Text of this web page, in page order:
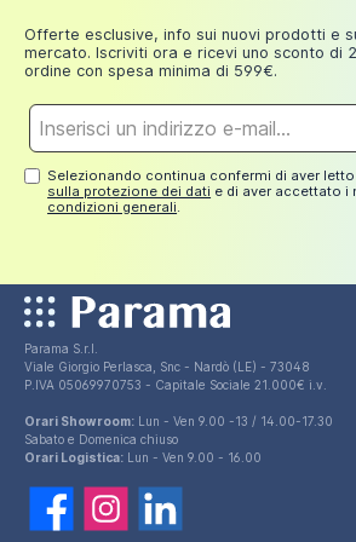
euro
Offerte esclusive, info sui nuovi prodotti e
mercato. Iscriviti ora e ricevi uno sconto di
ordine con spesa minima di 599€.
e-
Selezionando continua confermi di aver
sulla protezione dei dati e di aver accettato
condizioni generali.
Parama S.r.l.
Viale Giorgio Perlasca, Snc - Nardò (LE) - 73048
P.IVA 05069970753 - Capitale Sociale 21.000€ i.v.
Orari Showroom: Lun - Ven 9.00 -13 / 14.00-17.30
Sabato e Domenica chiuso
Orari Logistica: Lun - Ven 9.00 - 16.00